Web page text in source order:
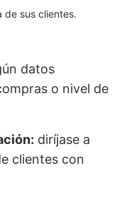
de sus clientes.
datos
o nivel de
diríjase a
clientes con